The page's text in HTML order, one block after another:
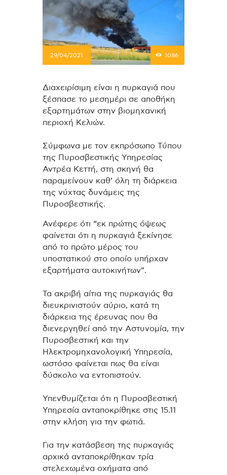
29/04/2021 1086
Διαχειρίσιμη είναι η πυρκαγιά που
ξέσπασε το μεσημέρι σε αποθήκη
εξαρτημάτων στην βιομηχανική
περιοχή Κελιών.
Σύμφωνα με τον εκπρόσωπο Τύπου
της Πυροσβεστικής Υπηρεσίας
Αντρέα Κεττή, στη σκηνή θα
παραμείνουν καθ’ όλη τη διάρκεια
της νύχτας δυνάμεις της
Πυροσβεστικής.
Ανέφερε ότι “εκ πρώτης όψεως
φαίνεται ότι η πυρκαγιά ξεκίνησε
από το πρώτο μέρος του
υποστατικού στο οποίο υπήρχαν
εξαρτήματα αυτοκινήτων”.
Τα ακριβή αίτια της πυρκαγιάς θα
διευκρινιστούν αύριο, κατά τη
διάρκεια της έρευνας που θα
διενεργηθεί από την Αστυνομία, την
Πυροσβεστική και την
Ηλεκτρομηχανολογική Υπηρεσία,
ωστόσο φαίνεται πως θα είναι
δύσκολο να εντοπιστούν.
Υπενθυμίζεται ότι η Πυροσβεστική
Υπηρεσία ανταποκρίθηκε στις 15.11
στην κλήση για την φωτιά.
Για την κατάσβεση της πυρκαγιάς
αρχικά ανταποκρίθηκαν τρία
στελεχωμένα οχήματα από